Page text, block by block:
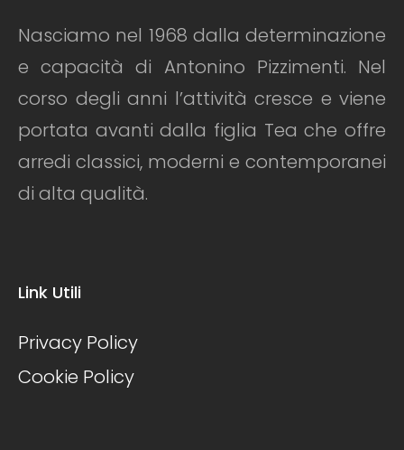
Nasciamo nel 1968 dalla determinazione
e capacità di Antonino Pizzimenti. Nel
corso degli anni l’attività cresce e viene
portata avanti dalla figlia Tea che offre
arredi classici, moderni e contemporanei
di alta qualità.
Link Utili
Privacy Policy
Cookie Policy